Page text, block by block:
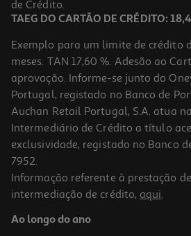
de Crédito.
TAEG DO CARTÃO DE CRÉDITO:
Exemplo para um limite de crédito
meses. TAN 17,60 %. Adesão ao
aprovação. Informe-se junto do
Portugal, registado no Banco de
Auchan Retail Portugal, S.A. atua
Intermediário de Crédito a título
exclusividade, registado no Banco
7952.
Informação referente à prestação
intermediação de crédito, aqui.
Ao longo do ano